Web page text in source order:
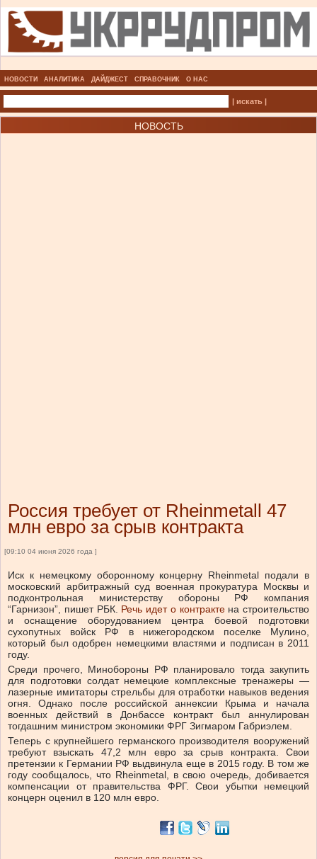
НОВОСТИ АНАЛИТИКА ДАЙДЖЕСТ СПРАВОЧНИК О НАС
| искать |
НОВОСТЬ
Россия требует от Rheinmetall 47
млн евро за срыв контракта
[09:10 04 июня 2026 года ]
Иск к немецкому оборонному концерну Rheinmetal подали в
московский арбитражный суд военная прокуратура Москвы и
подконтрольная министерству обороны РФ компания
“Гарнизон”, пишет РБК. Речь идет о контракте на строительство
и оснащение оборудованием центра боевой подготовки
сухопутных войск РФ в нижегородском поселке Мулино,
который был одобрен немецкими властями и подписан в 2011
году.
Среди прочего, Минобороны РФ планировало тогда закупить
для подготовки солдат немецкие комплексные тренажеры —
лазерные имитаторы стрельбы для отработки навыков ведения
огня. Однако после российской аннексии Крыма и начала
военных действий в Донбассе контракт был аннулирован
тогдашним министром экономики ФРГ Зигмаром Габриэлем.
Теперь с крупнейшего германского производителя вооружений
требуют взыскать 47,2 млн евро за срыв контракта. Свои
претензии к Германии РФ выдвинула еще в 2015 году. В том же
году сообщалось, что Rheinmetal, в свою очередь, добивается
компенсации от правительства ФРГ. Свои убытки немецкий
концерн оценил в 120 млн евро.